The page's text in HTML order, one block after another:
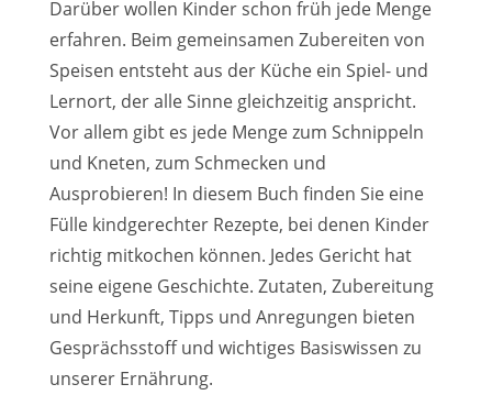
Darüber wollen Kinder schon früh jede Menge
erfahren. Beim gemeinsamen Zubereiten von
Speisen entsteht aus der Küche ein Spiel- und
Lernort, der alle Sinne gleichzeitig anspricht.
Vor allem gibt es jede Menge zum Schnippeln
und Kneten, zum Schmecken und
Ausprobieren! In diesem Buch finden Sie eine
Fülle kindgerechter Rezepte, bei denen Kinder
richtig mitkochen können. Jedes Gericht hat
seine eigene Geschichte. Zutaten, Zubereitung
und Herkunft, Tipps und Anregungen bieten
Gesprächsstoff und wichtiges Basiswissen zu
unserer Ernährung.